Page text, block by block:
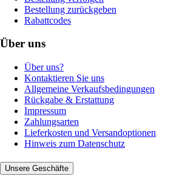
Bestellung zurückgeben
Rabattcodes
Über uns
Über uns?
Kontaktieren Sie uns
Allgemeine Verkaufsbedingungen
Rückgabe & Erstattung
Impressum
Zahlungsarten
Lieferkosten und Versandoptionen
Hinweis zum Datenschutz
Unsere Geschäfte